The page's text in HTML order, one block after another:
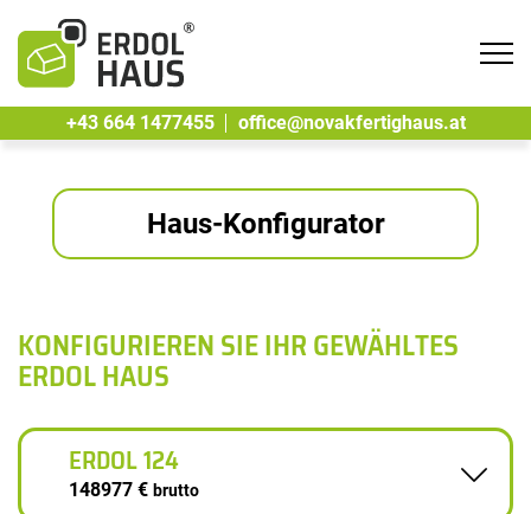
+43 664 1477455
office@novakfertighaus.at
Haus-Konfigurator
KONFIGURIEREN SIE IHR GEWÄHLTES
ERDOL HAUS
ERDOL 124
148977 € brutto